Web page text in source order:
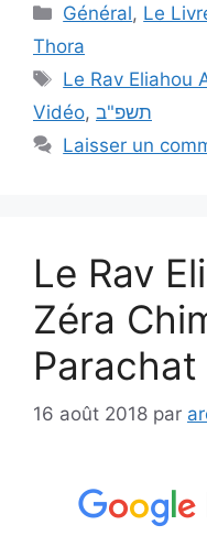
Général, Le
Thora
Le Rav Eliahou
Vidéo, תשפ"ב
Laisser un
Le Rav
Zéra
16 août 2018 par